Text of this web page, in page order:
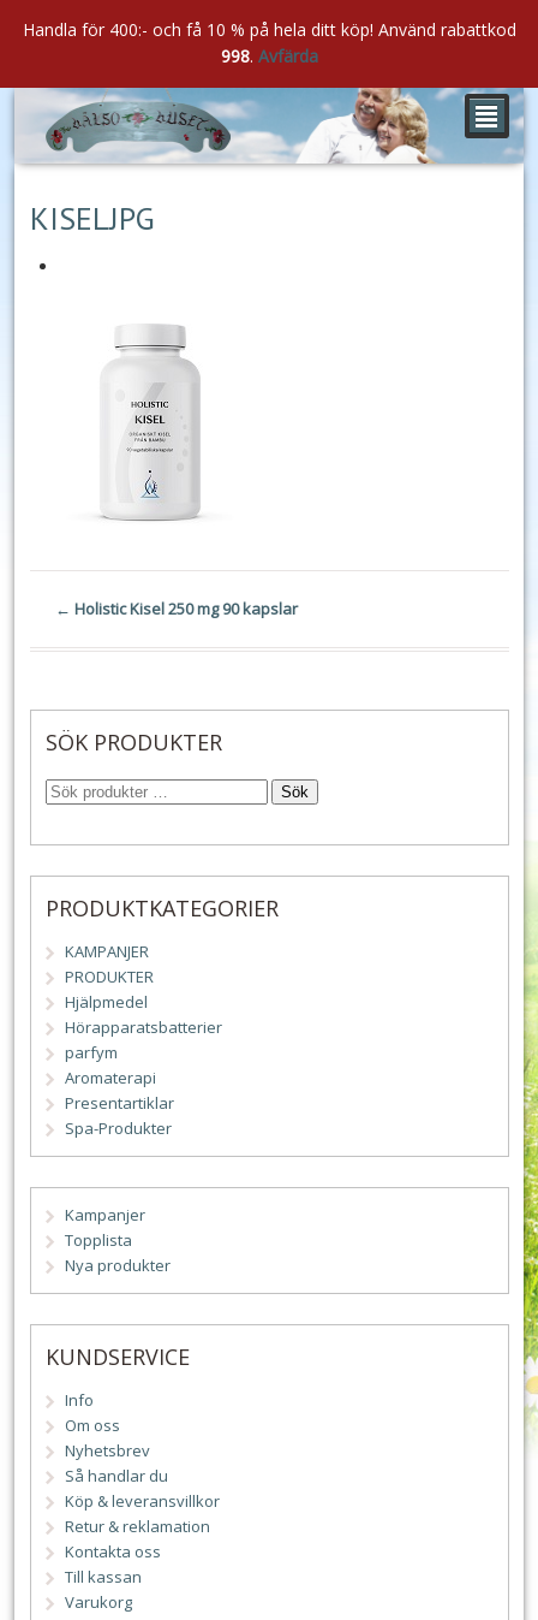
²
KISELJPG
← Holistic Kisel 250 mg 90 kapslar
SÖK PRODUKTER
Sök
PRODUKTKATEGORIER
KAMPANJER
PRODUKTER
Hjälpmedel
Hörapparatsbatterier
parfym
Aromaterapi
Presentartiklar
Spa-Produkter
Kampanjer
Topplista
Nya produkter
KUNDSERVICE
Info
Om oss
Nyhetsbrev
Så handlar du
Köp & leveransvillkor
Retur & reklamation
Kontakta oss
Till kassan
Varukorg
Handla för 400:- och få 10 % på hela ditt köp! Använd rabattkod
998. Avfärda